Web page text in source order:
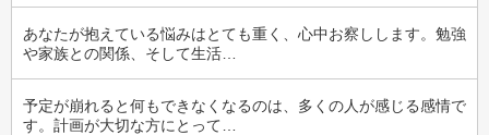
あなたが抱えている悩みはとても重く、心中お察しします。勉強
や家族との関係、そして生活…
予定が崩れると何もできなくなるのは、多くの人が感じる感情で
す。計画が大切な方にとって…